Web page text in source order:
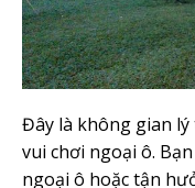
Đây là không gian
vui chơi ngoại ô.
ngoại ô hoặc tận